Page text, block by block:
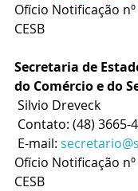
Ofício Notificação
CESB
Secretaria de
do Comércio e do
Silvio Dreveck
Contato: (48) 3665-
E-mail:
Ofício Notificação
CESB